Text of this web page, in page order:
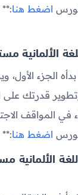
اضغط هنا:**
الجزء الأول،
قدرتك
المواقف
اضغط هنا:**